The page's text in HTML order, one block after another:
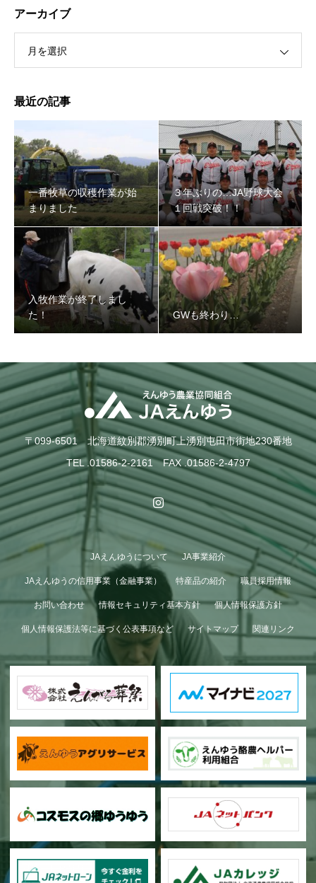
３年ぶりの…JA野球大会１回戦突破！！
アーカイブ
月を選択
最近の記事
一番牧草の収穫作業が始
まりました
３年ぶりの…JA野球大会
１回戦突破！！
入牧作業が終了しまし
た！
GWも終わり…
〒099-6501 北海道紋別郡湧別町上湧別屯田市街地230番地
TEL .01586-2-2161 FAX .01586-2-4797
JAえんゆうについて JA事業紹介
JAえんゆうの信用事業（金融事業） 特産品の紹介 職員採用情報
お問い合わせ 情報セキュリティ基本方針 個人情報保護方針
個人情報保護法等に基づく公表事項など サイトマップ 関連リンク